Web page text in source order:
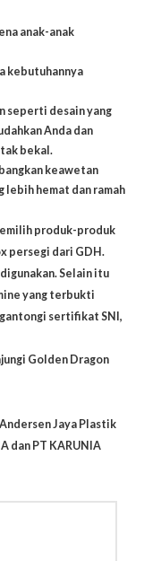
anak-anak
kebutuhannya
seperti desain yang
Anda dan
bekal.
keawetan
lebih hemat dan ramah
produk-produk
persegi dari GDH.
Selain itu
yang terbukti
sertifikat SNI,
Golden Dragon
Jaya Plastik
dan PT KARUNIA